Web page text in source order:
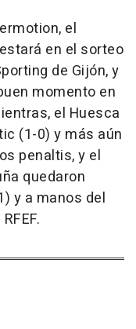
el
en el sorteo
de Gijón, y
momento en
el Huesca
(1-0) y más aún
penaltis, y el
quedaron
y a manos del